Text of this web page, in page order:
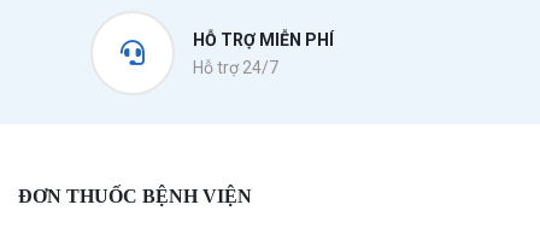
HỖ TRỢ MIỄN PHÍ
Hỗ trợ 24/7
ĐƠN THUỐC BỆNH VIỆN